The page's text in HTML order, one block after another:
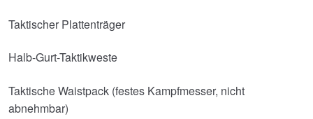
Taktischer Plattenträger
Halb-Gurt-Taktikweste
Taktische Waistpack (festes Kampfmesser, nicht
abnehmbar)